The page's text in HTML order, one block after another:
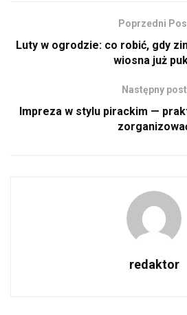
Poprzedni
Luty w ogrodzie: co robić, gdy
wiosna już
Następny post
Impreza w stylu pirackim —
redaktor